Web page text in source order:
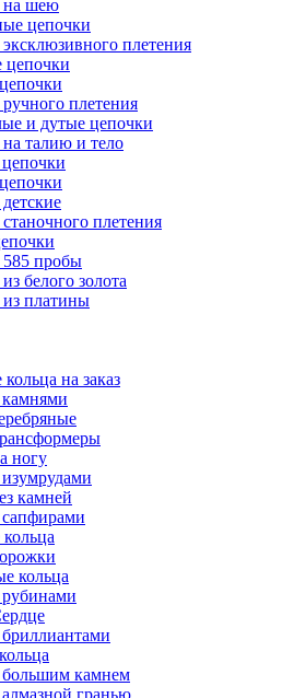
на шею
цепочки
плетения
плетения
и дутые цепочки
талию и тело
плетения
пробы
белого золота
платины
на заказ
ногу
камней
кольца
большим камнем